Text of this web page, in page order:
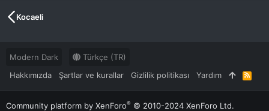
Kocaeli
Modern Dark
Türkçe (TR)
Hakkımızda
Şartlar ve kurallar Gizlilik politikası Yardım
R
S
S
Community platform by XenForo® © 2010-2024 XenForo Ltd.